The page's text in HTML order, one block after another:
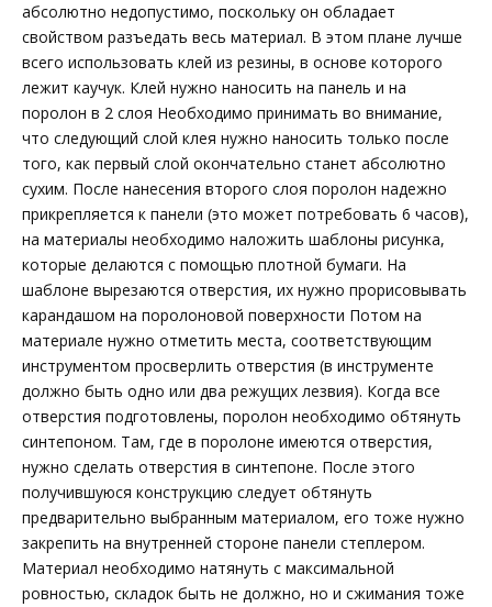
абсолютно недопустимо, поскольку он обладает
свойством разъедать весь материал. В этом плане лучше
всего использовать клей из резины, в основе которого
лежит каучук. Клей нужно наносить на панель и на
поролон в 2 слоя Необходимо принимать во внимание,
что следующий слой клея нужно наносить только после
того, как первый слой окончательно станет абсолютно
сухим. После нанесения второго слоя поролон надежно
прикрепляется к панели (это может потребовать 6 часов),
на материалы необходимо наложить шаблоны рисунка,
которые делаются с помощью плотной бумаги. На
шаблоне вырезаются отверстия, их нужно прорисовывать
карандашом на поролоновой поверхности Потом на
материале нужно отметить места, соответствующим
инструментом просверлить отверстия (в инструменте
должно быть одно или два режущих лезвия). Когда все
отверстия подготовлены, поролон необходимо обтянуть
синтепоном. Там, где в поролоне имеются отверстия,
нужно сделать отверстия в синтепоне. После этого
получившуюся конструкцию следует обтянуть
предварительно выбранным материалом, его тоже нужно
закрепить на внутренней стороне панели степлером.
Материал необходимо натянуть с максимальной
ровностью, складок быть не должно, но и сжимания тоже